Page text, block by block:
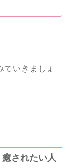
ていきましょ
されたい人